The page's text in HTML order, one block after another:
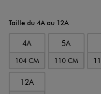
Taille du 4A au 12A
4A
104 CM
5A
110 CM
12A